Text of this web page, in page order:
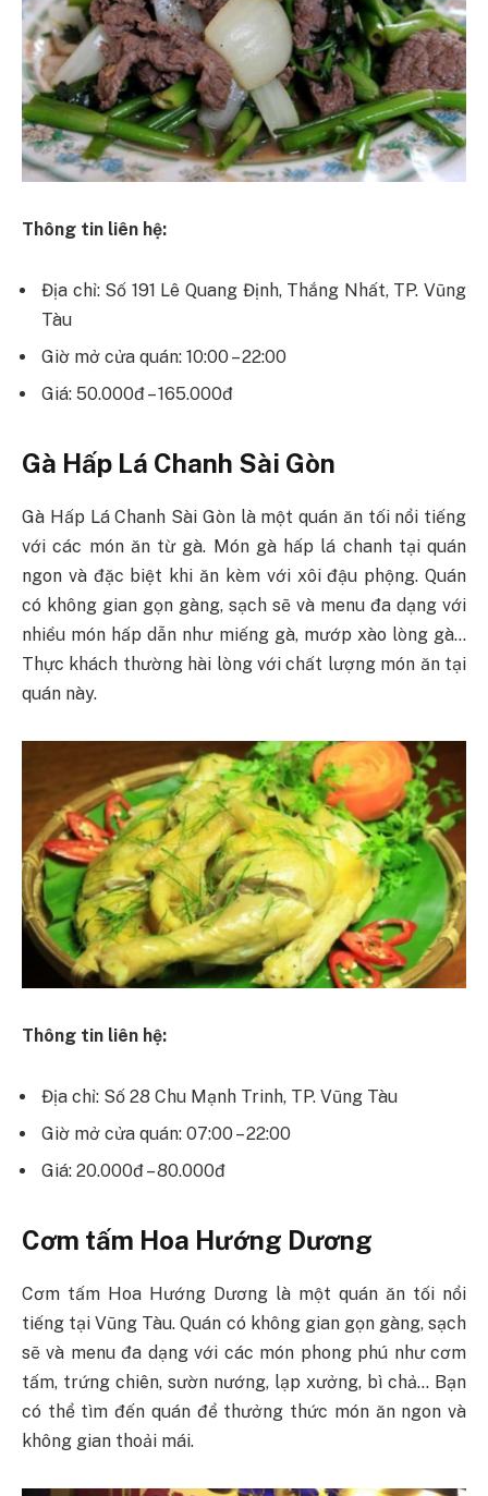
Thông tin liên hệ:
Địa chỉ: Số 191 Lê Quang Định, Thắng Nhất, TP. Vũng
Tàu
Giờ mở cửa quán: 10:00 – 22:00
Giá: 50.000đ – 165.000đ
Gà Hấp Lá Chanh Sài Gòn
Gà Hấp Lá Chanh Sài Gòn là một quán ăn tối nổi tiếng
với các món ăn từ gà. Món gà hấp lá chanh tại quán
ngon và đặc biệt khi ăn kèm với xôi đậu phộng. Quán
có không gian gọn gàng, sạch sẽ và menu đa dạng với
nhiều món hấp dẫn như miếng gà, mướp xào lòng gà…
Thực khách thường hài lòng với chất lượng món ăn tại
quán này.
Thông tin liên hệ:
Địa chỉ: Số 28 Chu Mạnh Trinh, TP. Vũng Tàu
Giờ mở cửa quán: 07:00 – 22:00
Giá: 20.000đ – 80.000đ
Cơm tấm Hoa Hướng Dương
Cơm tấm Hoa Hướng Dương là một quán ăn tối nổi
tiếng tại Vũng Tàu. Quán có không gian gọn gàng, sạch
sẽ và menu đa dạng với các món phong phú như cơm
tấm, trứng chiên, sườn nướng, lạp xưởng, bì chả… Bạn
có thể tìm đến quán để thưởng thức món ăn ngon và
không gian thoải mái.